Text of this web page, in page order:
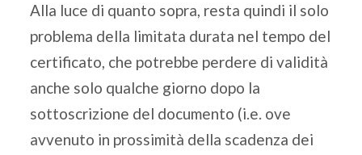
Alla luce di quanto sopra, resta quindi il solo
problema della limitata durata nel tempo del
certificato, che potrebbe perdere di validità
anche solo qualche giorno dopo la
sottoscrizione del documento (i.e. ove
avvenuto in prossimità della scadenza dei